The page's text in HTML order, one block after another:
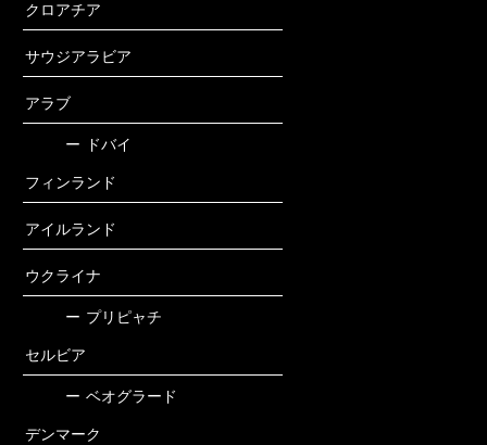
クロアチア
サウジアラビア
アラブ
ー ドバイ
フィンランド
アイルランド
ウクライナ
ー プリピャチ
セルビア
ー ベオグラード
デンマーク